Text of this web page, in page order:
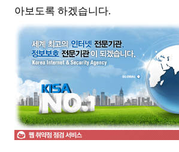
아보도록 하겠습니다.